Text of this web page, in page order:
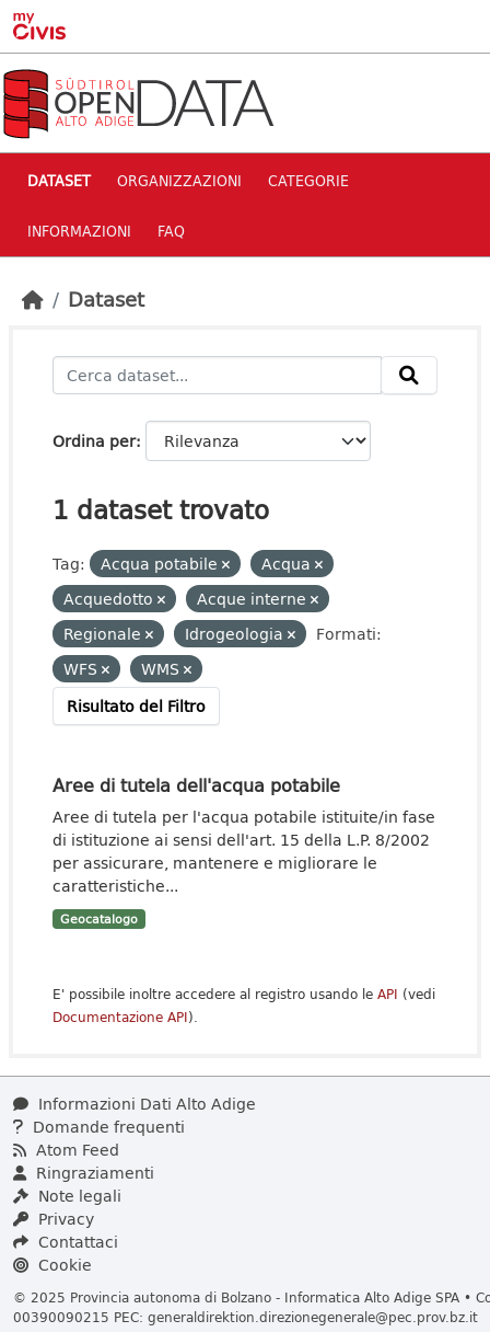
Skip to main content
DATASET ORGANIZZAZIONI CATEGORIE
INFORMAZIONI FAQ
Dataset
Ordina per
1 dataset trovato
Tag: Acqua potabile
Acqua
Acquedotto
Acque interne
Regionale
Idrogeologia
Formati:
WFS
WMS
Risultato del Filtro
Aree di tutela dell'acqua potabile
Aree di tutela per l'acqua potabile istituite/in fase
di istituzione ai sensi dell'art. 15 della L.P. 8/2002
per assicurare, mantenere e migliorare le
caratteristiche...
Geocatalogo
E' possibile inoltre accedere al registro usando le API (vedi
Documentazione API).
Informazioni Dati Alto Adige
Domande frequenti
Atom Feed
Ringraziamenti
Note legali
Privacy
Contattaci
Cookie
© 2025 Provincia autonoma di Bolzano - Informatica Alto Adige SPA •
00390090215 PEC: generaldirektion.direzionegenerale@pec.prov.bz.it